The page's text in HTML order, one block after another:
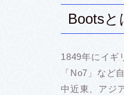
Bootsと
1849年にイギ
「No7」など
中近東、アジ